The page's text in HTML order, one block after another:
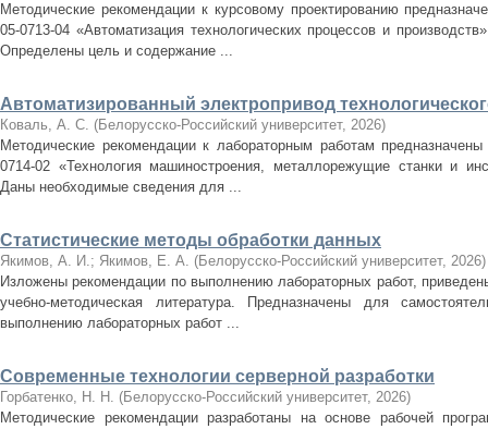
Методические рекомендации к курсовому проектированию
05-0713-04 «Автоматизация технологических процессов и
Определены цель и содержание ...
Автоматизированный электропривод
Коваль, А. С. (Белорусско-Российский университет, 2026)
Методические рекомендации к лабораторным работам
0714-02 «Технология машиностроения, металлорежущие станки и
Даны необходимые сведения для ...
Статистические методы обработки данных
Якимов, А. И.; Якимов, Е. А. (Белорусско-Российский университет, 2026)
Изложены рекомендации по выполнению лабораторных работ,
учебно-методическая литература. Предназначены для
выполнению лабораторных работ ...
Современные технологии серверной разработки
Горбатенко, Н. Н. (Белорусско-Российский университет, 2026)
Методические рекомендации разработаны на основе рабочей